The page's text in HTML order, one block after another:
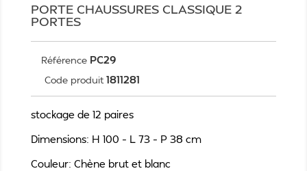
PORTE CHAUSSURES CLASSIQUE 2
PORTES
Référence PC29
Code produit 1811281
stockage de 12 paires
Dimensions: H 100 – L 73 – P 38 cm
Couleur: Chène brut et blanc